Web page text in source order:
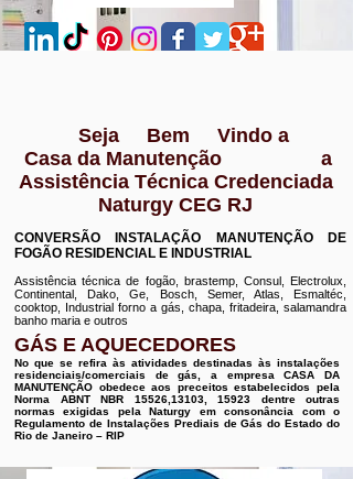
Seja Bem Vindo a
Casa da Manutenção a
Assistência Técnica Credenciada
Naturgy CEG RJ
CONVERSÃO INSTALAÇÃO MANUTENÇÃO DE
FOGÃO RESIDENCIAL E INDUSTRIAL
Assistência técnica de fogão, brastemp, Consul, Electrolux,
Continental, Dako, Ge, Bosch, Semer, Atlas, Esmaltéc,
cooktop, Industrial forno a gás, chapa, fritadeira, salamandra
banho maria e outros
GÁS E AQUECEDORES
No que se refira às atividades destinadas às instalações
residenciais/comerciais de gás, a empresa CASA DA
MANUTENÇÃO obedece aos preceitos estabelecidos pela
Norma ABNT NBR 15526,13103, 15923 dentre outras
normas exigidas pela Naturgy em consonância com o
Regulamento de Instalações Prediais de Gás do Estado do
Rio de Janeiro – RIP